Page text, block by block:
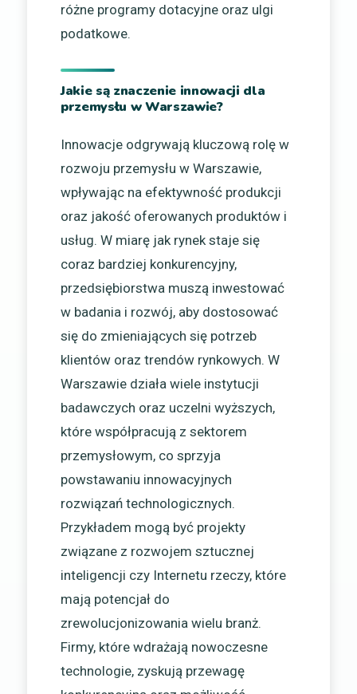
różne programy dotacyjne oraz ulgi
podatkowe.
Jakie są znaczenie innowacji dla
przemysłu w Warszawie?
Innowacje odgrywają kluczową rolę w
rozwoju przemysłu w Warszawie,
wpływając na efektywność produkcji
oraz jakość oferowanych produktów i
usług. W miarę jak rynek staje się
coraz bardziej konkurencyjny,
przedsiębiorstwa muszą inwestować
w badania i rozwój, aby dostosować
się do zmieniających się potrzeb
klientów oraz trendów rynkowych. W
Warszawie działa wiele instytucji
badawczych oraz uczelni wyższych,
które współpracują z sektorem
przemysłowym, co sprzyja
powstawaniu innowacyjnych
rozwiązań technologicznych.
Przykładem mogą być projekty
związane z rozwojem sztucznej
inteligencji czy Internetu rzeczy, które
mają potencjał do
zrewolucjonizowania wielu branż.
Firmy, które wdrażają nowoczesne
technologie, zyskują przewagę